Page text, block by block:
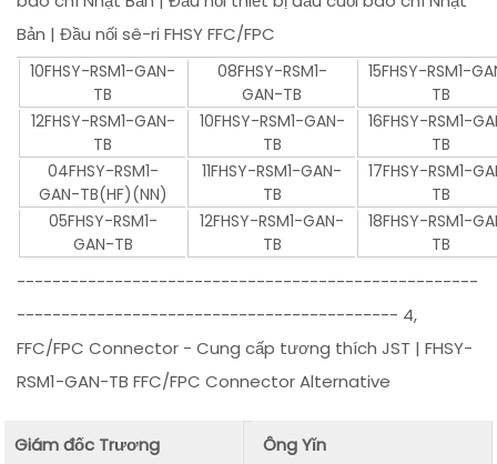
Bản | Đầu nối sê-ri FHSY FFC/FPC
10FHSY-RSM1-GAN-
TB
08FHSY-RSM1-
GAN-TB
15FHSY-RSM1-
TB
12FHSY-RSM1-GAN-
TB
10FHSY-RSM1-GAN-
TB
16FHSY-RSM1-
TB
04FHSY-RSM1-
GAN-TB(HF)(NN)
11FHSY-RSM1-GAN-
TB
17FHSY-RSM1-
TB
05FHSY-RSM1-
GAN-TB
12FHSY-RSM1-GAN-
TB
18FHSY-RSM1-
TB
----------------------------------------------------
------------------------------------------- 4,
FFC/FPC Connector - Cung cấp tương thích JST | FHSY-
RSM1-GAN-TB FFC/FPC Connector Alternative
Giám đốc Trương
Ông Yǐn